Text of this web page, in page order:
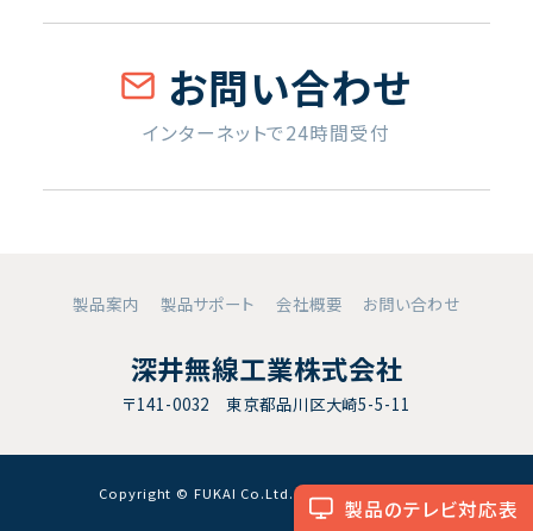
製品のテレビ対応表
お問い合わせ
インターネットで24時間受付
製品案内 製品サポート 会社概要 お問い合わせ
深井無線工業株式会社
〒141-0032 東京都品川区大崎5-5-11
Copyright © FUKAI Co.Ltd. All RightsReserved.